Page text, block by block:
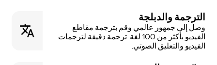
الترجمة والدبلجة
وصل إلى جمهور عالمي وقم بترجمة مقاطع
الفيديو بأكثر من 100 لغة. ترجمة دقيقة لترجمات
الفيديو والتعليق الصوتي.